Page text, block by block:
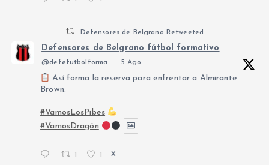
Defensores de Belgrano Retweeted
Defensores de Belgrano fútbol formativo
@defefutbolforma · 5 Ago
Así forma la reserva para enfrentar a Almirante
Brown.
#VamosLosPibes
#VamosDragón
1 1 X